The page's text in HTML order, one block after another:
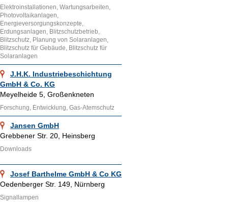
Elektroinstallationen, Wartungsarbeiten,
Photovoltaikanlagen,
Energieversorgungskonzepte,
Erdungsanlagen, Blitzschutzbetrieb,
Blitzschutz, Planung von Solaranlagen,
Blitzschutz für Gebäude, Blitzschutz für
Solaranlagen
J.H.K. Industriebeschichtung
GmbH & Co. KG
Meyelheide 5, Großenkneten
Forschung, Entwicklung, Gas-Atemschutz
Jansen GmbH
Grebbener Str. 20, Heinsberg
Downloads
Josef Barthelme GmbH & Co KG
Oedenberger Str. 149, Nürnberg
Signallampen